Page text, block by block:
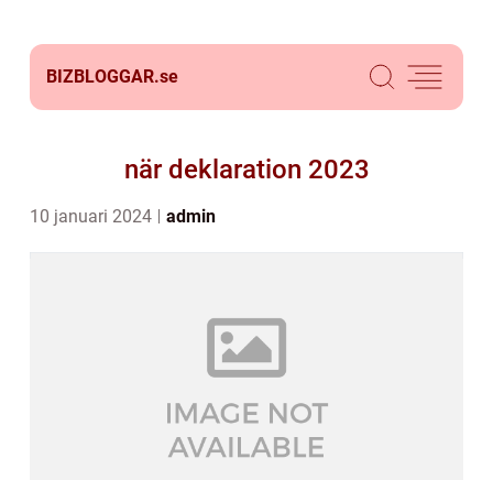
BIZBLOGGAR.se
när deklaration 2023
10 januari 2024 admin